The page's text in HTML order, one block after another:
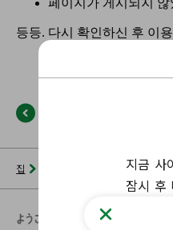
집 후쿠시마 포털
지금 사
잠시 후